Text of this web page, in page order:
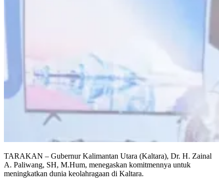
TARAKAN – Gubernur Kalimantan Utara (Kaltara), Dr. H. Zainal
A. Paliwang, SH, M.Hum, menegaskan komitmennya untuk
meningkatkan dunia keolahragaan di Kaltara.